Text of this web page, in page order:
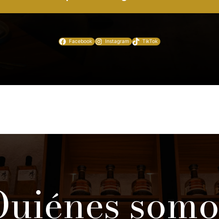
Facebook Instagram TikTok